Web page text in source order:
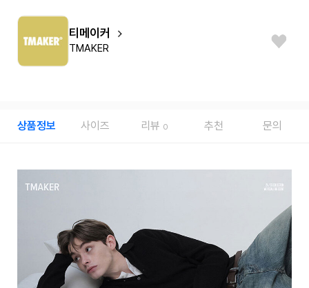
티메이커
TMAKER
상품정보 사이즈 리뷰 0 추천 문의